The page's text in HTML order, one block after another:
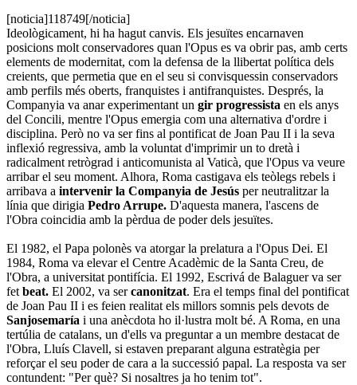
[noticia]118749[/noticia]
Ideològicament, hi ha hagut canvis. Els jesuïtes encarnaven
posicions molt conservadores quan l'Opus es va obrir pas, amb certs
elements de modernitat, com la defensa de la llibertat política dels
creients, que permetia que en el seu si convisquessin conservadors
amb perfils més oberts, franquistes i antifranquistes. Després, la
Companyia va anar experimentant un gir progressista en els anys
del Concili, mentre l'Opus emergia com una alternativa d'ordre i
disciplina. Però no va ser fins al pontificat de Joan Pau II i la seva
inflexió regressiva, amb la voluntat d'imprimir un to dretà i
radicalment retrògrad i anticomunista al Vaticà, que l'Opus va veure
arribar el seu moment. Alhora, Roma castigava els teòlegs rebels i
arribava a intervenir la Companyia de Jesús per neutralitzar la
línia que dirigia Pedro Arrupe. D'aquesta manera, l'ascens de
l'Obra coincidia amb la pèrdua de poder dels jesuïtes.
El 1982, el Papa polonès va atorgar la prelatura a l'Opus Dei. El
1984, Roma va elevar el Centre Acadèmic de la Santa Creu, de
l'Obra, a universitat pontifícia. El 1992, Escrivá de Balaguer va ser
fet beat. El 2002, va sercanonitzat. Era el temps final del pontificat
de Joan Pau II i es feien realitat els millors somnis pels devots de
Sanjosemaría i una anècdota ho il·lustra molt bé. A Roma, en una
tertúlia de catalans, un d'ells va preguntar a un membre destacat de
l'Obra, Lluís Clavell, si estaven preparant alguna estratègia per
reforçar el seu poder de cara a la successió papal. La resposta va ser
contundent: "Per què? Si nosaltres ja ho tenim tot".